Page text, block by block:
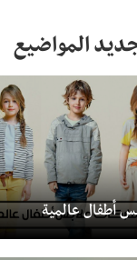
المواضيع
أطفال عالمية